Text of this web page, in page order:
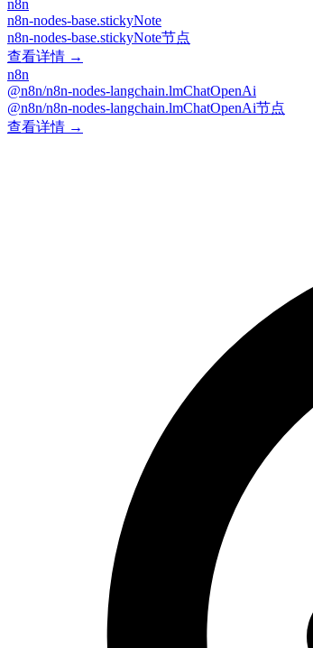
n8n
n8n-nodes-base.stickyNote
n8n-nodes-base.stickyNote节点
查看详情 →
n8n
@n8n/n8n-nodes-langchain.lmChatOpenAi
@n8n/n8n-nodes-langchain.lmChatOpenAi节点
查看详情 →